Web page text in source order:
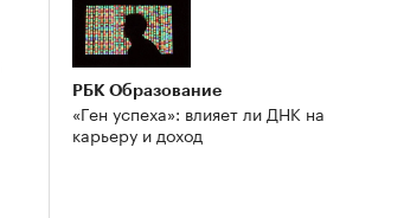
РБК Образование
«Ген успеха»: влияет ли ДНК на
карьеру и доход